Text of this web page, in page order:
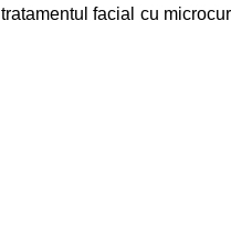
facial cu